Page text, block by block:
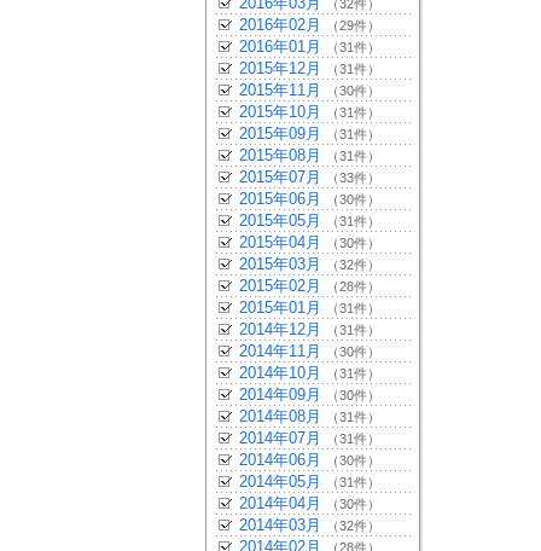
（32件）
2016年02月 （29件）
2016年01月 （31件）
2015年12月 （31件）
2015年11月 （30件）
2015年10月 （31件）
2015年09月 （31件）
2015年08月 （31件）
2015年07月 （33件）
2015年06月 （30件）
2015年05月 （31件）
2015年04月 （30件）
2015年03月 （32件）
2015年02月 （28件）
2015年01月 （31件）
2014年12月 （31件）
2014年11月 （30件）
2014年10月 （31件）
2014年09月 （30件）
2014年08月 （31件）
2014年07月 （31件）
2014年06月 （30件）
2014年05月 （31件）
2014年04月 （30件）
2014年03月 （32件）
2014年02月 （28件）